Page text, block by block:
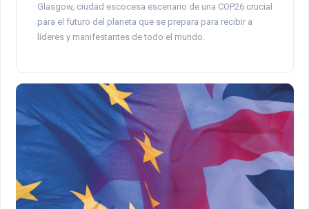
Glasgow, ciudad escocesa escenario de una COP26 crucial
para el futuro del planeta que se prepara para recibir a
líderes y manifestantes de todo el mundo.